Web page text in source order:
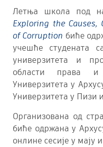
Летња школа под
Exploring the Causes,
of Corruption биће
учешће студената
универзитета и
области права
Универзитета у
Универзитета у Пизи
Организована од
биће одржана у
онлине сесије у мају